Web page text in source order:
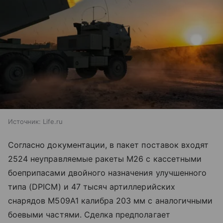
Источник: Life.ru
Согласно документации, в пакет поставок входят
2524 неуправляемые ракеты M26 с кассетными
боеприпасами двойного назначения улучшенного
типа (DPICM) и 47 тысяч артиллерийских
снарядов M509A1 калибра 203 мм с аналогичными
боевыми частями. Сделка предполагает